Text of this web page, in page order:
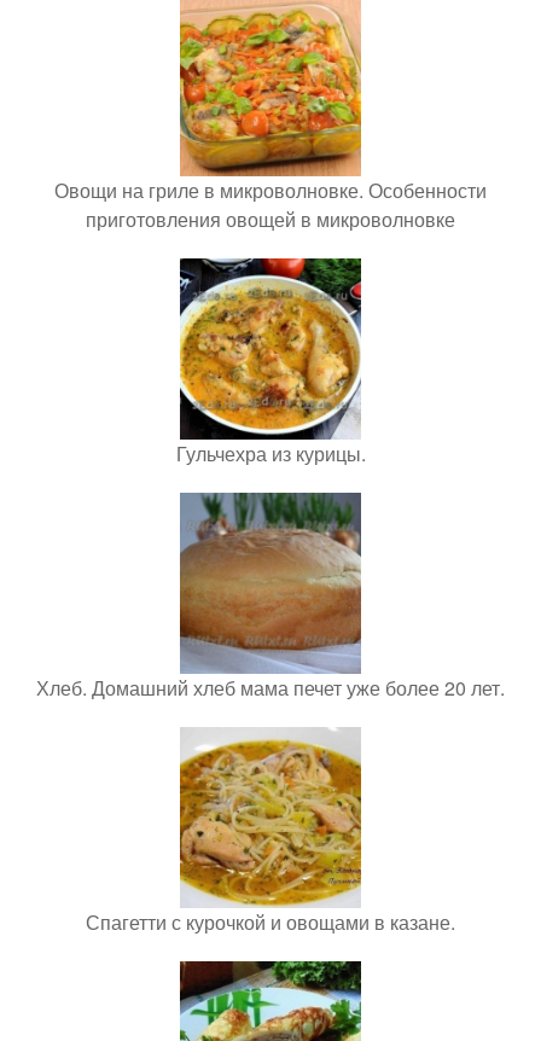
Овощи на гриле в микроволновке. Особенности
приготовления овощей в микроволновке
Гульчехра из курицы.
Хлеб. Домашний хлеб мама печет уже более 20 лет.
Спагетти с курочкой и овощами в казане.